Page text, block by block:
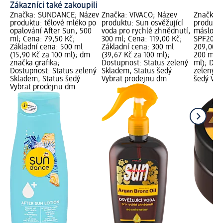
Zákazníci také zakoupili
Značka: SUNDANCE; Název
produktu: tělové mléko po
opalování After Sun, 500
ml; Cena: 79,50 Kč;
Základní cena: 500 ml
(15,90 Kč za 100 ml); dm
značka grafika;
Dostupnost: Status zelený
Skladem, Status šedý
Vybrat prodejnu dm
Značka: VIVACO; Název
produktu: Sun osvěžující
voda pro rychlé zhnědnutí,
300 ml; Cena: 119,00 Kč;
Základní cena: 300 ml
(39,67 Kč za 100 ml);
Dostupnost: Status zelený
Skladem, Status šedý
Vybrat prodejnu dm
Značka:
máslo s
SPF20,
209,00
200 ml
ml);
zelený
šedý